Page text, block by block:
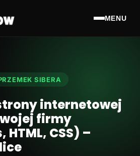
MENU
SIBERA
internetowej
firmy
CSS) –